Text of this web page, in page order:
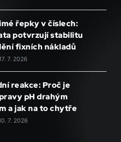
řepky v číslech:
potvrzují stabilitu
fixních nákladů
7. 2026
reakce: Proč je
pH drahým
a jak na to chytře
7. 2026